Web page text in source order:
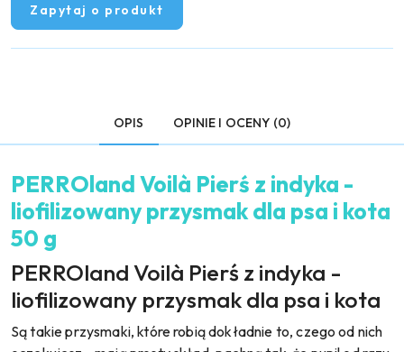
Zapytaj o produkt
OPIS OPINIE I OCENY (0)
PERROland Voilà Pierś z indyka -
liofilizowany przysmak dla psa i kota
50 g
PERROland Voilà Pierś z indyka -
liofilizowany przysmak dla psa i kota
Są takie przysmaki, które robią dokładnie to, czego od nich